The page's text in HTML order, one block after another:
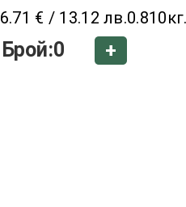
6.71 € / 13.12 лв.
Брой:0 +
0.810кг.